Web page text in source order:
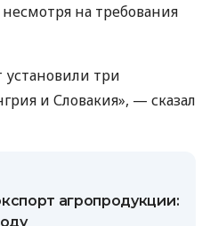
на требования
три
и Словакия», — сказал
агропродукции: